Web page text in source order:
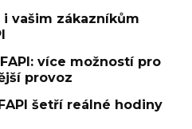
vašim zákazníkům
více možností pro
provoz
šetří reálné hodiny